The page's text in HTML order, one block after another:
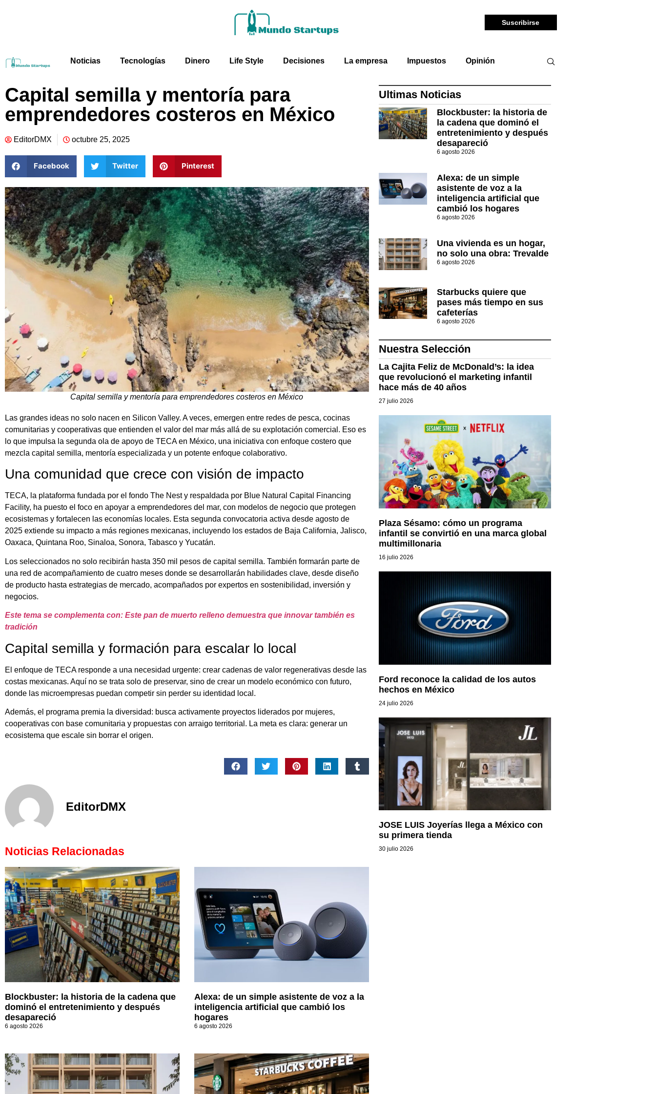
Suscribirse
Noticias Tecnologías Dinero Life Style Decisiones La empresa Impuestos Opinión
Capital semilla y mentoría para
emprendedores costeros en México
EditorDMX octubre 25, 2025
Facebook Twitter Pinterest
Capital semilla y mentoría para emprendedores costeros en México
Las grandes ideas no solo nacen en Silicon Valley. A veces, emergen entre redes de pesca, cocinas
comunitarias y cooperativas que entienden el valor del mar más allá de su explotación comercial. Eso es
lo que impulsa la segunda ola de apoyo de TECA en México, una iniciativa con enfoque costero que
mezcla capital semilla, mentoría especializada y un potente enfoque colaborativo.
Una comunidad que crece con visión de impacto
TECA, la plataforma fundada por el fondo The Nest y respaldada por Blue Natural Capital Financing
Facility, ha puesto el foco en apoyar a emprendedores del mar, con modelos de negocio que protegen
ecosistemas y fortalecen las economías locales. Esta segunda convocatoria activa desde agosto de
2025 extiende su impacto a más regiones mexicanas, incluyendo los estados de Baja California, Jalisco,
Oaxaca, Quintana Roo, Sinaloa, Sonora, Tabasco y Yucatán.
Los seleccionados no solo recibirán hasta 350 mil pesos de capital semilla. También formarán parte de
una red de acompañamiento de cuatro meses donde se desarrollarán habilidades clave, desde diseño
de producto hasta estrategias de mercado, acompañados por expertos en sostenibilidad, inversión y
negocios.
Este tema se complementa con: Este pan de muerto relleno demuestra que innovar también es
tradición
Capital semilla y formación para escalar lo local
El enfoque de TECA responde a una necesidad urgente: crear cadenas de valor regenerativas desde las
costas mexicanas. Aquí no se trata solo de preservar, sino de crear un modelo económico con futuro,
donde las microempresas puedan competir sin perder su identidad local.
Además, el programa premia la diversidad: busca activamente proyectos liderados por mujeres,
cooperativas con base comunitaria y propuestas con arraigo territorial. La meta es clara: generar un
ecosistema que escale sin borrar el origen.
EditorDMX
Noticias Relacionadas
Blockbuster: la historia de la cadena que
dominó el entretenimiento y después
desapareció
6 agosto 2026
Alexa: de un simple asistente de voz a la
inteligencia artificial que cambió los
hogares
6 agosto 2026
Ultimas Noticias
Blockbuster: la historia de
la cadena que dominó el
entretenimiento y después
desapareció
6 agosto 2026
Alexa: de un simple
asistente de voz a la
inteligencia artificial que
cambió los hogares
6 agosto 2026
Una vivienda es un hogar,
no solo una obra: Trevalde
6 agosto 2026
Starbucks quiere que
pases más tiempo en sus
cafeterías
6 agosto 2026
Nuestra Selección
La Cajita Feliz de McDonald’s: la idea
que revolucionó el marketing infantil
hace más de 40 años
27 julio 2026
Plaza Sésamo: cómo un programa
infantil se convirtió en una marca global
multimillonaria
16 julio 2026
Ford reconoce la calidad de los autos
hechos en México
24 julio 2026
JOSE LUIS Joyerías llega a México con
su primera tienda
30 julio 2026